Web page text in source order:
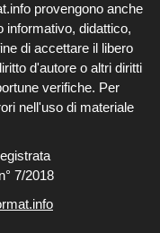
provengono anche
informativo, didattico,
di accettare il libero
d'autore o altri diritti
verifiche. Per
nell'uso di materiale
7/2018